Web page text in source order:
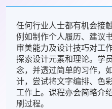
任何行业人士都有机会接
例如制作个人履历、建议
审美能力及设计技巧对工
探索设计元素和理论。学
念，并透过简单的习作，
计，尝试将文字编排、色
工作上。课程亦会简略介
刷过程。